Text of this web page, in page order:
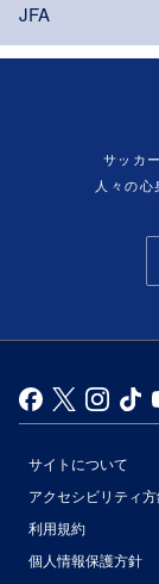
JFA
サッカ
人々の
サイトについて
アクセシビリティ
利用規約
個人情報保護方針